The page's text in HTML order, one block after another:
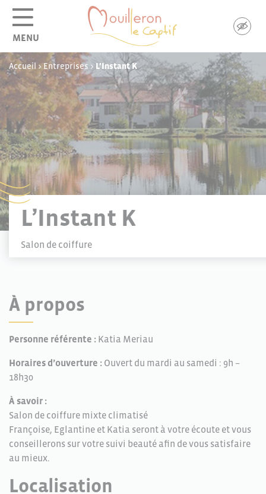
MENU
Accueil >Entreprises > L’Instant K
L’Instant K
Salon de coiffure
À propos
Personne référente : Katia Meriau
Horaires d’ouverture : Ouvert du mardi au samedi : 9h –
18h30
À savoir :
Salon de coiffure mixte climatisé
Françoise, Eglantine et Katia seront à votre écoute et vous
conseillerons sur votre suivi beauté afin de vous satisfaire
au mieux.
Localisation
Panneau de gestion des cookies